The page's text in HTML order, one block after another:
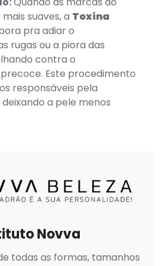
suaves, a Toxina
pra adiar o
rugas ou a piora das
contra o
Este procedimento
responsáveis pela
a pele menos
Novva
todas as formas, tamanhos